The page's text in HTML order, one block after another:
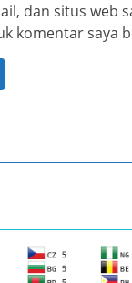
dan situs web
komentar saya